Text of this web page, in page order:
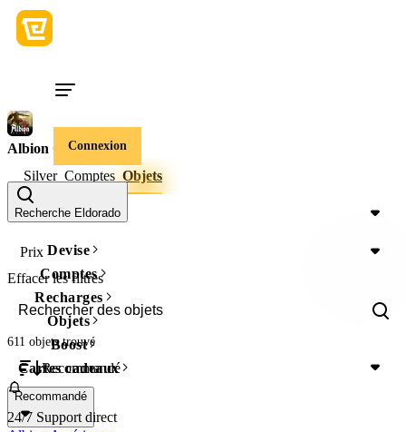
Connexion
Recherche Eldorado
Devise
Comptes
Recharges
Objets
Boost
Cartes cadeaux
24/7 Support direct
Albion Online
Silver Comptes Objets
Serveur
Prix
Effacer les filtres
611 objetstrouvé
Recommandé
Recommandé